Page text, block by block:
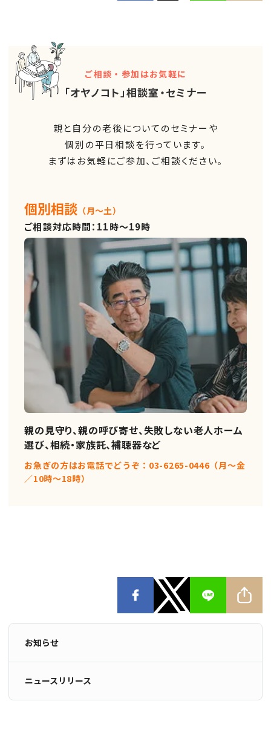
ご相談・参加はお気軽に
「オヤノコト」相談室・セミナー
親と自分の老後についてのセミナーや
個別の平日相談を行っています。
まずはお気軽にご参加、ご相談ください。
個別相談 （月～土）
ご相談対応時間：11時～19時
親の見守り、親の呼び寄せ、失敗しない老人ホーム
選び、相続・家族託、補聴器など
お急ぎの方はお電話でどうぞ：03-6265-0446（月〜金
／10時〜18時）
お知らせ
ニュースリリース